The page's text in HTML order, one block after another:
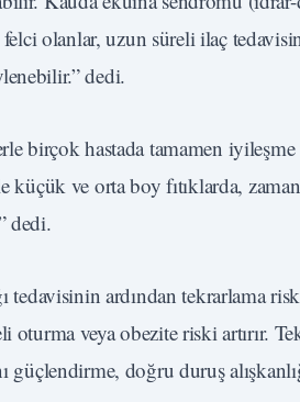
olanlar, uzun süreli ilaç
dedi.
birçok hastada tamamen
küçük ve orta boy fıtıklarda,
dedi.
tedavisinin ardından tekrarlama
oturma veya obezite riski artırır.
güçlendirme, doğru duruş